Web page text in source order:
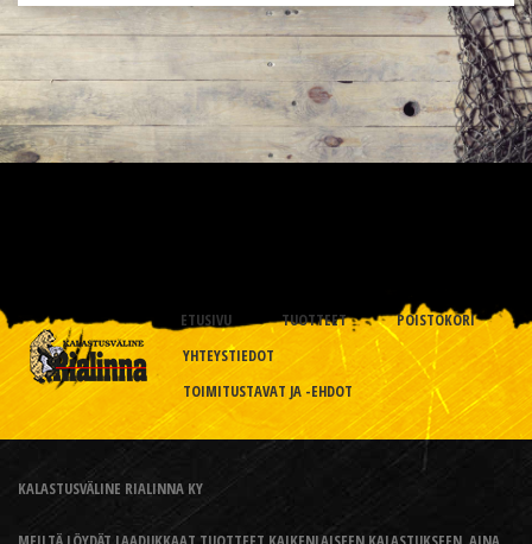
ETUSIVU TUOTTEET
POISTOKORI
YHTEYSTIEDOT
TOIMITUSTAVAT JA -EHDOT
KALASTUSVÄLINE RIALINNA KY